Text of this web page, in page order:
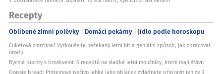
Recepty
Oblíbené zimní polévky Domácí pekárny Jídlo podle horoskopu
Cuketová zmrzlina? Vyzkoušejte nečekaný letní hit a geniální způsob, jak zpracovat
úrodu
Rychlé buchty s broskvemi: 5 receptů na sladké letní moučníky, které mají šťávu
Oopsie bread: Proteinové pečivo lehké jako obláček zvládnete připravit jen ze 3